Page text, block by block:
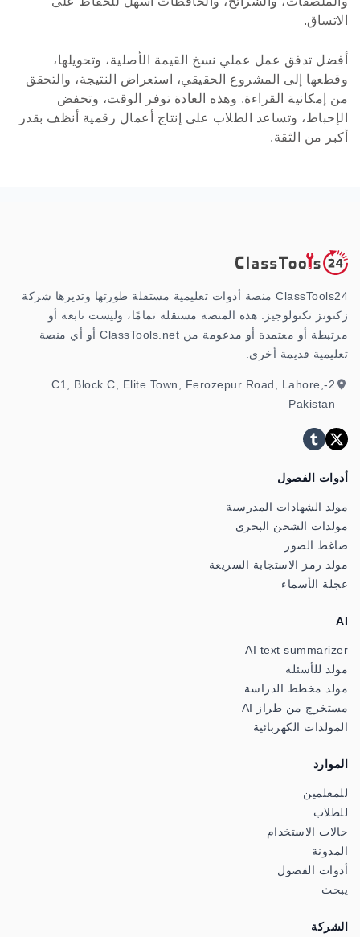
الاتساق.
أفضل تدفق عمل عملي نسخ القيمة الأصلية، وتحويلها،
وقطعها إلى المشروع الحقيقي، استعراض النتيجة، والتحقق
من إمكانية القراءة. وهذه العادة توفر الوقت، وتخفض
الإحباط، وتساعد الطلاب على إنتاج أعمال رقمية أنظف بقدر
أكبر من الثقة.
ClassTools24 منصة أدوات تعليمية مستقلة طورتها وتديرها شركة
زكتونز تكنولوجيز. هذه المنصة مستقلة تمامًا، وليست تابعة أو
مرتبطة أو معتمدة أو مدعومة من ClassTools.net أو أي منصة
تعليمية قديمة أخرى.
2-C1, Block C, Elite Town, Ferozepur Road, Lahore,
Pakistan
أدوات الفصول
مولد الشهادات المدرسية
مولدات الشحن البحري
ضاغط الصور
مولد رمز الاستجابة السريعة
عجلة الأسماء
AI
AI text summarizer
مولد للأسئلة
مولد مخطط الدراسة
مستخرج من طراز AI
المولدات الكهربائية
الموارد
للمعلمين
للطلاب
حالات الاستخدام
المدونة
أدوات الفصول
يبحث
الشركة